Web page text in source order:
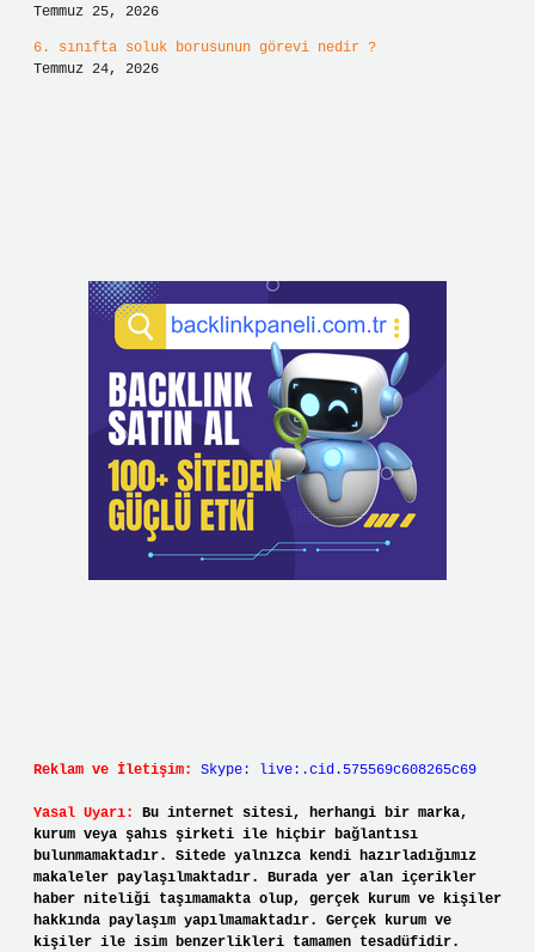
Temmuz 25, 2026
6. sınıfta soluk borusunun görevi nedir ?
Temmuz 24, 2026
Reklam ve İletişim: Skype: live:.cid.575569c608265c69
Yasal Uyarı:
Bu internet sitesi, herhangi bir marka,
kurum veya şahıs şirketi ile hiçbir bağlantısı
bulunmamaktadır. Sitede yalnızca kendi hazırladığımız
makaleler paylaşılmaktadır. Burada yer alan içerikler
haber niteliği taşımamakta olup, gerçek kurum ve kişiler
hakkında paylaşım yapılmamaktadır. Gerçek kurum ve
kişiler ile isim benzerlikleri tamamen tesadüfidir.